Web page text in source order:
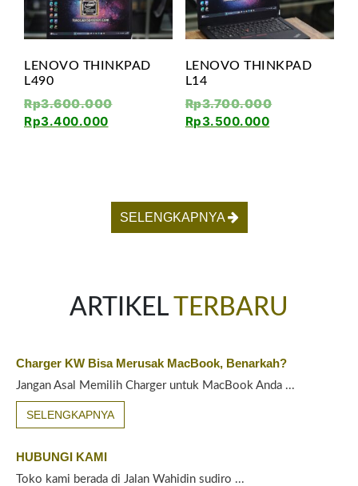
LENOVO THINKPAD
L490
Rp3.600.000
Rp3.400.000
LENOVO THINKPAD
L14
Rp3.700.000
Rp3.500.000
SELENGKAPNYA
ARTIKELTERBARU
Charger KW Bisa Merusak MacBook, Benarkah?
Jangan Asal Memilih Charger untuk MacBook Anda ...
SELENGKAPNYA
HUBUNGI KAMI
Toko kami berada di Jalan Wahidin sudiro ...